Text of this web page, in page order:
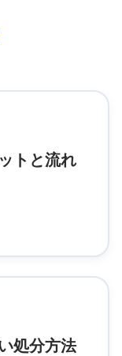
トと流れ
処分方法